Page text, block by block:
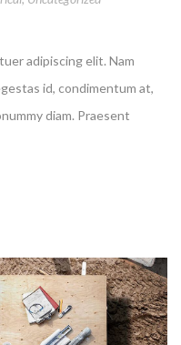
adipiscing elit. Nam
id, condimentum at,
diam. Praesent